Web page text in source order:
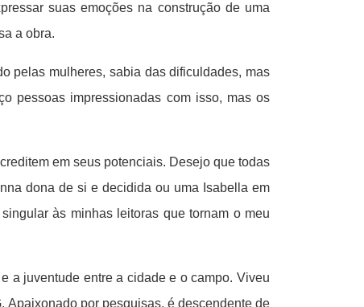
suas emoções na construção de uma
a obra.
pelas mulheres, sabia das dificuldades, mas
pessoas impressionadas com isso, mas os
em seus potenciais. Desejo que todas
dona de si e decidida ou uma Isabella em
às minhas leitoras que tornam o meu
a juventude entre a cidade e o campo. Viveu
Apaixonado por pesquisas, é descendente de